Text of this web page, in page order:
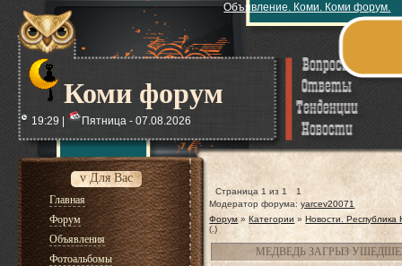
Коми форум
Объявление. Коми. Коми форум.
19:29 | Пятница - 07.08.2026
v Для Вас
Главная
Форум
Объявления
Фотоальбомы
Страница 1 из 1
1
Модератор форума:yarcev20071
Форум » Категории » Новости. Республика
(.)
МЕДВЕДЬ ЗАГРЫЗ